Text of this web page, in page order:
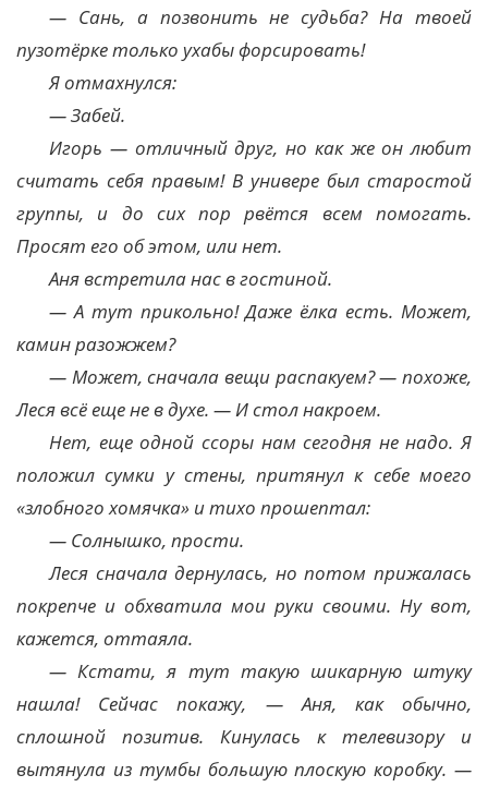
— Сань, а позвонить не судьба? На твоей
пузотёрке только ухабы форсировать!
Я отмахнулся:
— Забей.
Игорь — отличный друг, но как же он любит
считать себя правым! В универе был старостой
группы, и до сих пор рвётся всем помогать.
Просят его об этом, или нет.
Аня встретила нас в гостиной.
— А тут прикольно! Даже ёлка есть. Может,
камин разожжем?
— Может, сначала вещи распакуем? — похоже,
Леся всё еще не в духе. — И стол накроем.
Нет, еще одной ссоры нам сегодня не надо. Я
положил сумки у стены, притянул к себе моего
«злобного хомячка» и тихо прошептал:
— Солнышко, прости.
Леся сначала дернулась, но потом прижалась
покрепче и обхватила мои руки своими. Ну вот,
кажется, оттаяла.
— Кстати, я тут такую шикарную штуку
нашла! Сейчас покажу, — Аня, как обычно,
сплошной позитив. Кинулась к телевизору и
вытянула из тумбы большую плоскую коробку. —